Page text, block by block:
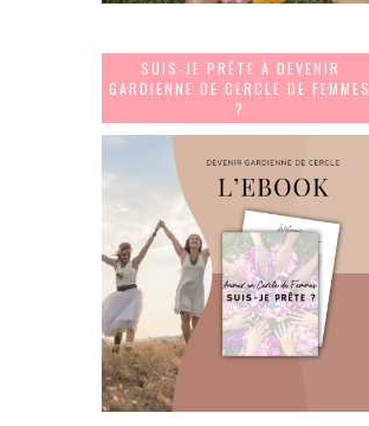
SUIS-JE PRÊTE À DEVENIR
GARDIENNE DE CERCLE DE FEMMES
?